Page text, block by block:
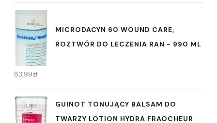
MICRODACYN 60 WOUND CARE,
ROZTWÓR DO LECZENIA RAN - 990 ML
83,99zł
GUINOT TONUJĄCY BALSAM DO
TWARZY LOTION HYDRA FRAOCHEUR